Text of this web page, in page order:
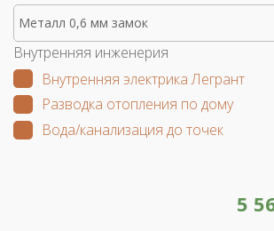
Металл 0,6 мм замок
Внутренняя инженерия
Внутренняя электрика Легрант
Разводка отопления по дому
Вода/канализация до точек
5